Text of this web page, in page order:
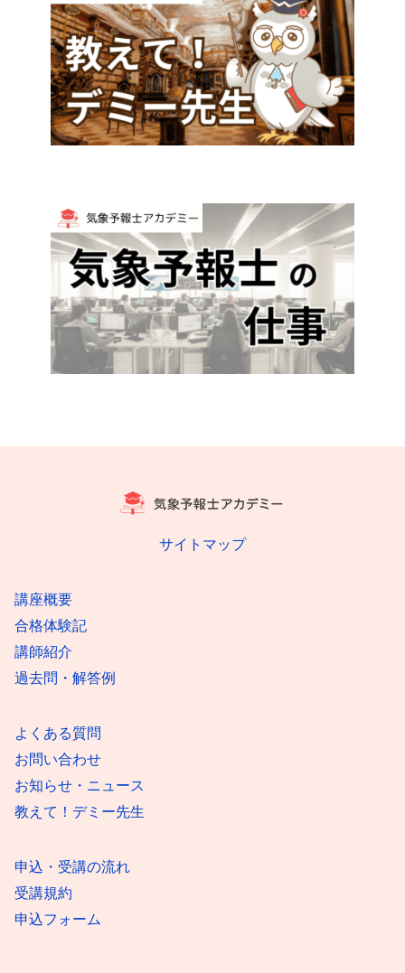
サイトマップ
講座概要
合格体験記
講師紹介
過去問・解答例
よくある質問
お問い合わせ
お知らせ・ニュース
教えて！デミー先生
申込・受講の流れ
受講規約
申込フォーム